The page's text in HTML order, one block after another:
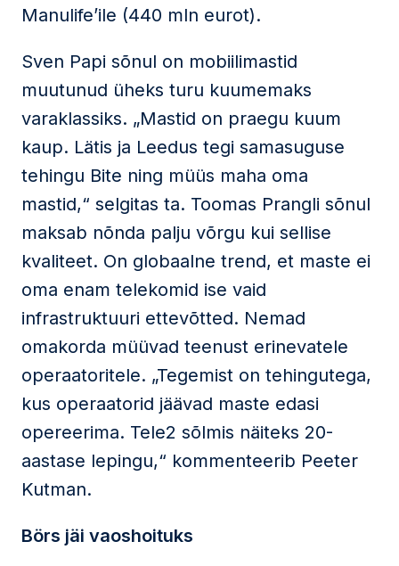
Manulife’ile (440 mln eurot).
Sven Papi sõnul on mobiilimastid
muutunud üheks turu kuumemaks
varaklassiks. „Mastid on praegu kuum
kaup. Lätis ja Leedus tegi samasuguse
tehingu Bite ning müüs maha oma
mastid,“ selgitas ta. Toomas Prangli sõnul
maksab nõnda palju võrgu kui sellise
kvaliteet. On globaalne trend, et maste ei
oma enam telekomid ise vaid
infrastruktuuri ettevõtted. Nemad
omakorda müüvad teenust erinevatele
operaatoritele. „Tegemist on tehingutega,
kus operaatorid jäävad maste edasi
opereerima. Tele2 sõlmis näiteks 20-
aastase lepingu,“ kommenteerib Peeter
Kutman.
Börs jäi vaoshoituks